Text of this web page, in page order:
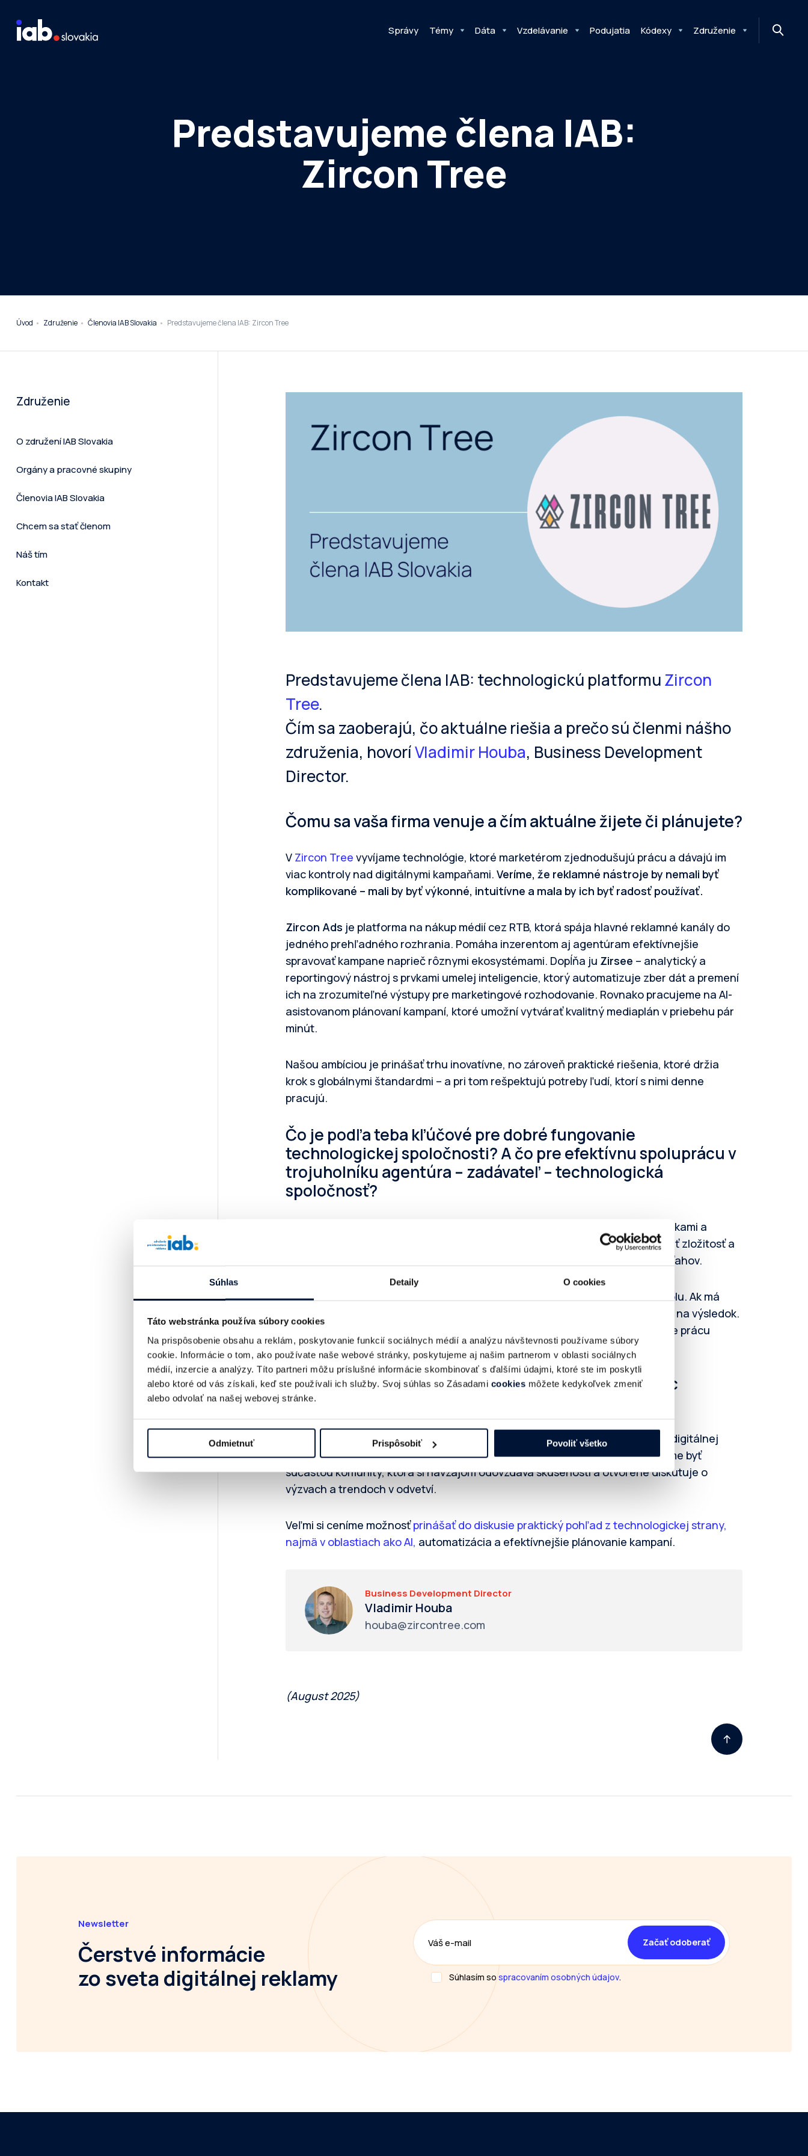
Súhlas Detaily O cookies
Táto webstránka používa súbory cookies
Na prispôsobenie obsahu a reklám, poskytovanie funkcií sociálnych médií a analýzu návštevnosti používame súbory
cookie. Informácie o tom, ako používate naše webové stránky, poskytujeme aj našim partnerom v oblasti sociálnych
médií, inzercie a analýzy. Títo partneri môžu príslušné informácie skombinovať s ďalšími údajmi, ktoré ste im poskytli
alebo ktoré od vás získali, keď ste používali ich služby. Svoj súhlas so Zásadami cookies môžete kedykoľvek zmeniť
alebo odvolať na našej webovej stránke.
Odmietnuť Prispôsobiť Povoliť všetko
Správy Témy Dáta Vzdelávanie Podujatia Kódexy Združenie
Staň sa členom MONITOR DIMAQ NEWSLETTER
Predstavujeme člena IAB:
Zircon Tree
Úvod Združenie Členovia IAB Slovakia Predstavujeme člena IAB: Zircon Tree
Združenie
O združení IAB Slovakia
Orgány a pracovné skupiny
Členovia IAB Slovakia
Chcem sa stať členom
Náš tím
Kontakt
Predstavujeme člena IAB: technologickú platformuZircon
Tree.
Čím sa zaoberajú, čo aktuálne riešia a prečo sú členmi nášho
združenia, hovoríVladimir Houba, Business Development
Director.
Čomu sa vaša firma venuje a čím aktuálne žijete či plánujete?
V Zircon Tree vyvíjame technológie, ktoré marketérom zjednodušujú prácu a dávajú im
viac kontroly nad digitálnymi kampaňami. Veríme, že reklamné nástroje by nemali byť
komplikované – mali by byť výkonné, intuitívne a mala by ich byť radosť používať.
Zircon Ads je platforma na nákup médií cez RTB, ktorá spája hlavné reklamné kanály do
jedného prehľadného rozhrania. Pomáha inzerentom aj agentúram efektívnejšie
spravovať kampane naprieč rôznymi ekosystémami. Dopĺňa ju Zirsee – analytický a
reportingový nástroj s prvkami umelej inteligencie, ktorý automatizuje zber dát a premení
ich na zrozumiteľné výstupy pre marketingové rozhodovanie. Rovnako pracujeme na AI-
asistovanom plánovaní kampaní, ktoré umožní vytvárať kvalitný mediaplán v priebehu pár
minút.
Našou ambíciou je prinášať trhu inovatívne, no zároveň praktické riešenia, ktoré držia
krok s globálnymi štandardmi – a pri tom rešpektujú potreby ľudí, ktorí s nimi denne
pracujú.
Čo je podľa teba kľúčové pre dobré fungovanie
technologickej spoločnosti? A čo pre efektívnu spoluprácu v
trojuholníku agentúra – zadávateľ – technologická
spoločnosť?
– s jasnou hodnotou, merateľnými výsledkami a
férovým prístupom. Nemá nahrádzať ľudí, ale im pomáhať: šetriť čas, znižovať zložitosť a
vytvárať priestor pre to najdôležitejšie – stratégiu, kreativitu a budovanie vzťahov.
V trojuholníku agentúra – zadávateľ – technologická firma má každý svoju rolu. Ak má
spolupráca fungovať, musí byť postavená na dôvere, porozumení a orientácii na výsledok.
Technológia v tomto vzťahu nie je hrozbou, ale partnerom, ktorý zefektívňuje prácu
všetkým stranám.
Prečo ste sa stali členom IAB a čo na členstve najviac
oceňuješ?
Vnímame to ako príležitosť byť bližšie k tým, ktorí reálne formujú smerovanie digitálnej
reklamy – agentúram, značkám aj ďalším technologickým partnerom. Môžeme byť
súčasťou komunity, ktorá si navzájom odovzdáva skúsenosti a otvorene diskutuje o
výzvach a trendoch v odvetví.
Veľmi si ceníme možnosťprinášať do diskusie praktický pohľad z technologickej strany,
najmä v oblastiach ako AI, automatizácia a efektívnejšie plánovanie kampaní.
Business Development Director
Vladimir Houba
houba@zircontree.com
(August 2025)
Newsletter
Čerstvé informácie
zo sveta digitálnej reklamy
Súhlasím sospracovaním osobných údajov.